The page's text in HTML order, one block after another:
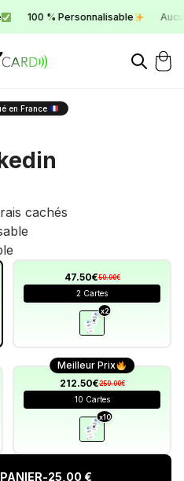
100 % Personnalisable
en France
cachés
47.50€50.00€
2 Cartes
x2
Meilleur Prix
212.50€250.00€
10 Cartes
x10
-25,00 €